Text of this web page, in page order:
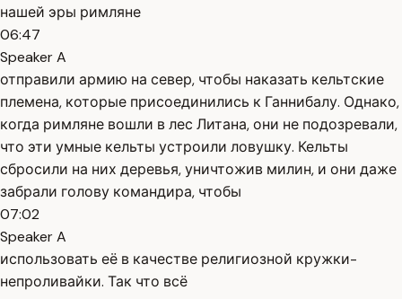
нашей эры римляне
06:47
Speaker A
отправили армию на север, чтобы наказать кельтские
племена, которые присоединились к Ганнибалу. Однако,
когда римляне вошли в лес Литана, они не подозревали,
что эти умные кельты устроили ловушку. Кельты
сбросили на них деревья, уничтожив милин, и они даже
забрали голову командира, чтобы
07:02
Speaker A
использовать её в качестве религиозной кружки-
непроливайки. Так что всё